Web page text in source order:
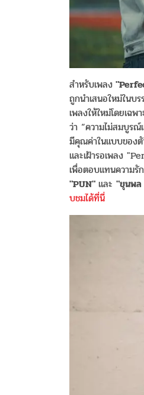
สำหรับเพลง
ถูกนำเสนอใหม่ในบ
เพลงให้ใหม่โดยเฉ
ว่า “ความไม่สมบูรณ์
มีคุณค่าในแบบของตั
และเฝ้ารอเพลง
เพื่อตอบแทนความ
"PUN" และ "ขุนพล
บชมได้ที่นี่